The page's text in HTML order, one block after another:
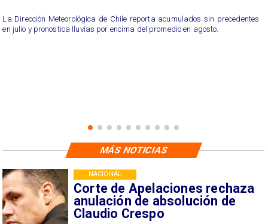
La Dirección Meteorológica de Chile reporta acumulados sin precedentes
en julio y pronostica lluvias por encima del promedio en agosto.
Corte de Apelaciones rechaza
anulación de absolución de
Claudio Crespo
NACIONAL
MÁS NOTICIAS